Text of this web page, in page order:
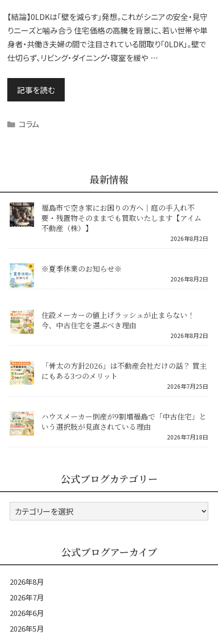
【結論】0LDKは「壁を減らす」発想。これがシニアの安全・見守
りニーズと噛み合う 住宅価格の高騰を背景に、若い世帯や単
身者・共働き夫婦の間で注目されている間取り「0LDK」。壁で
仕切らず、リビング・ダイニング・寝室を緩や …
記事を読む
Categories
コラム
最新情報
福島市で空き家にお困りの方へ｜庭の手入れ不
要・残置物そのままでも買取いたします【アイム
不動産（株）】
2026年8月2日
※夏季休業のお知らせ※
2026年8月2日
住設メーカーの値上げラッシュが止まらない！
今、中古住宅を選ぶべき理由
2026年8月2日
「骨太の方針2026」は不動産会社だけの話？ 買主
にもある3つのメリット
2026年7月25日
ハウスメーカー倒産が9割増――福島で「中古住宅」と
いう選択肢が見直されている理由
2026年7月18日
公式ブログカテゴリー
公
式
テ
ゴ
リ
ー
公式ブログアーカイブ
2026年8月
2026年7月
2026年6月
2026年5月